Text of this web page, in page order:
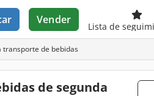
Vender
Lista de
transporte de bebidas
de segunda